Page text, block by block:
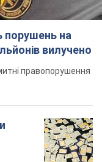
порушень на
вилучено
правопорушення